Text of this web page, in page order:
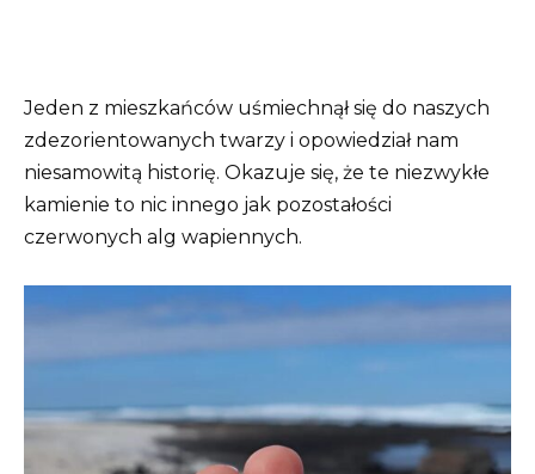
Jeden z mieszkańców uśmiechnął się do naszych
zdezorientowanych twarzy i opowiedział nam
niesamowitą historię. Okazuje się, że te niezwykłe
kamienie to nic innego jak pozostałości
czerwonych alg wapiennych.